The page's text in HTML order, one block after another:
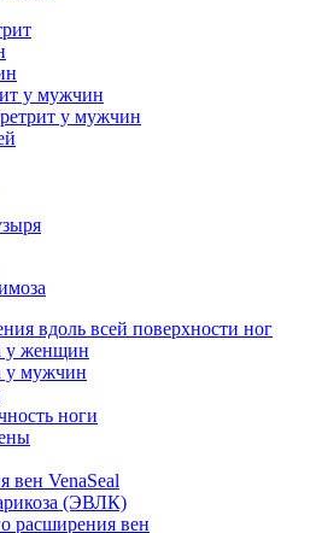
у мужчин
у мужчин
вдоль всей поверхности ног
у женщин
у мужчин
ноги
вен VenaSeal
(ЭВЛК)
расширения вен